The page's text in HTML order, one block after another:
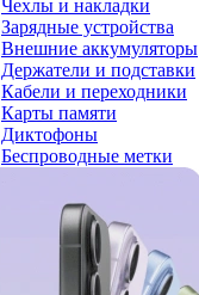
Чехлы и накладки
Зарядные устройства
Внешние аккумуляторы
Держатели и подставки
Кабели и переходники
Карты памяти
Диктофоны
Беспроводные метки